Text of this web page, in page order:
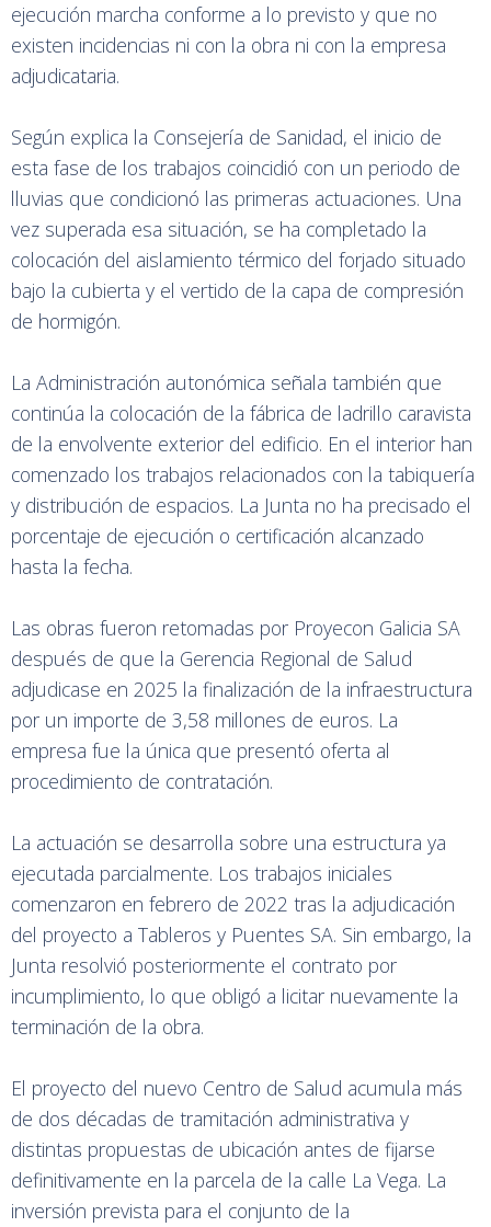
ejecución marcha conforme a lo previsto y que no
existen incidencias ni con la obra ni con la empresa
adjudicataria.
Según explica la Consejería de Sanidad, el inicio de
esta fase de los trabajos coincidió con un periodo de
lluvias que condicionó las primeras actuaciones. Una
vez superada esa situación, se ha completado la
colocación del aislamiento térmico del forjado situado
bajo la cubierta y el vertido de la capa de compresión
de hormigón.
La Administración autonómica señala también que
continúa la colocación de la fábrica de ladrillo caravista
de la envolvente exterior del edificio. En el interior han
comenzado los trabajos relacionados con la tabiquería
y distribución de espacios. La Junta no ha precisado el
porcentaje de ejecución o certificación alcanzado
hasta la fecha.
Las obras fueron retomadas por Proyecon Galicia SA
después de que la Gerencia Regional de Salud
adjudicase en 2025 la finalización de la infraestructura
por un importe de 3,58 millones de euros. La
empresa fue la única que presentó oferta al
procedimiento de contratación.
La actuación se desarrolla sobre una estructura ya
ejecutada parcialmente. Los trabajos iniciales
comenzaron en febrero de 2022 tras la adjudicación
del proyecto a Tableros y Puentes SA. Sin embargo, la
Junta resolvió posteriormente el contrato por
incumplimiento, lo que obligó a licitar nuevamente la
terminación de la obra.
El proyecto del nuevo Centro de Salud acumula más
de dos décadas de tramitación administrativa y
distintas propuestas de ubicación antes de fijarse
definitivamente en la parcela de la calle La Vega. La
inversión prevista para el conjunto de la